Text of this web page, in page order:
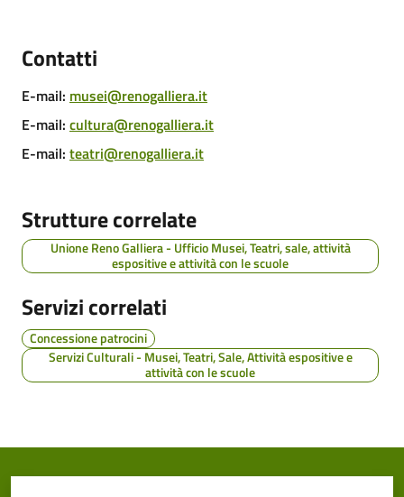
Trasparente
Tutti
gli
argomenti...
Seguici
su
Contatti
E-mail: musei@renogalliera.it
E-mail: cultura@renogalliera.it
E-mail: teatri@renogalliera.it
Strutture correlate
Unione Reno Galliera - Ufficio Musei, Teatri, sale, attività
espositive e attività con le scuole
Servizi correlati
Concessione patrocini
Servizi Culturali - Musei, Teatri, Sale, Attività espositive e
attività con le scuole